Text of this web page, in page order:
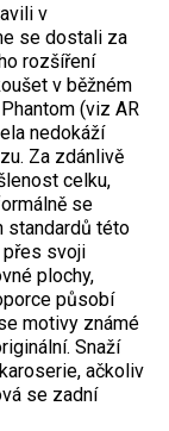
v
se dostali za
rozšíření
v běžném
(viz AR
nedokáží
Za zdánlivě
celku,
se
standardů této
přes svoji
plochy,
působí
motivy známé
Snaží
ačkoliv
se zadní